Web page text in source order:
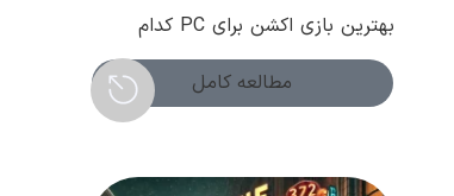
بهترین بازی اکشن برای PC کدام
است؟ ( فروردین 1404 )
مطالعه کامل